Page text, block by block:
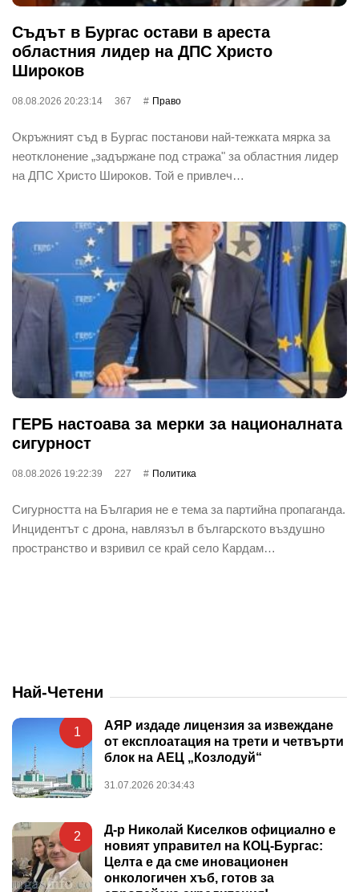
Съдът в Бургас остави в ареста
областния лидер на ДПС Христо
Широков
08.08.2026 20:23:14 367 Право
Окръжният съд в Бургас постанови най-тежката мярка за
неотклонение „задържане под стража" за областния лидер
на ДПС Христо Широков. Той е привлеч…
ГЕРБ настоава за мерки за националната
сигурност
08.08.2026 19:22:39 227 Политика
Сигурността на България не е тема за партийна пропаганда.
Инцидентът с дрона, навлязъл в българското въздушно
пространство и взривил се край село Кардам…
Най-Четени
1
АЯР издаде лицензия за извеждане
от експлоатация на трети и четвърти
блок на АЕЦ „Козлодуй“
31.07.2026 20:34:43
2
Д-р Николай Киселков официално е
новият управител на КОЦ-Бургас:
Целта е да сме иновационен
онкологичен хъб, готов за